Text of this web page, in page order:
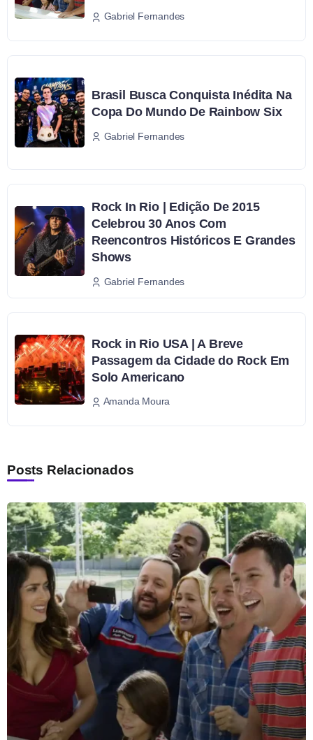
Gabriel Fernandes
Brasil Busca Conquista Inédita Na
Copa Do Mundo De Rainbow Six
Gabriel Fernandes
Rock In Rio | Edição De 2015
Celebrou 30 Anos Com
Reencontros Históricos E Grandes
Shows
Gabriel Fernandes
Rock in Rio USA | A Breve
Passagem da Cidade do Rock Em
Solo Americano
Amanda Moura
Posts Relacionados